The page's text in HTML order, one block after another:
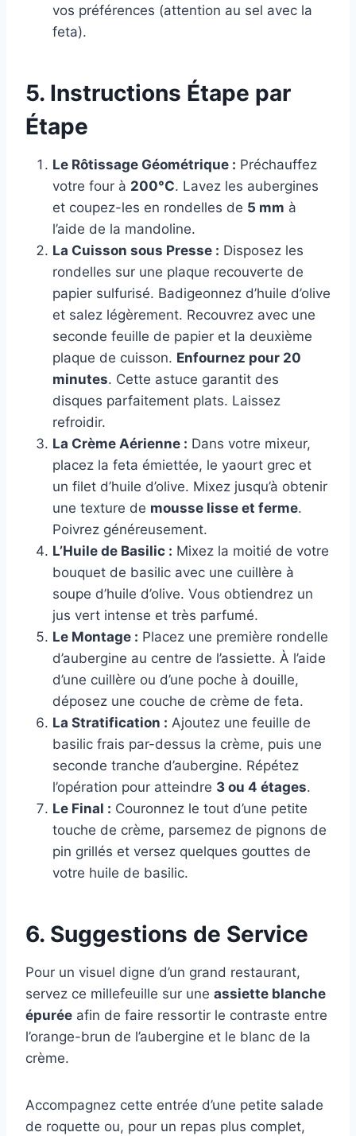
vos préférences (attention au sel avec la
feta).
5. Instructions Étape par
Étape
Le Rôtissage Géométrique : Préchauffez
votre four à 200°C. Lavez les aubergines
et coupez-les en rondelles de 5 mm à
l’aide de la mandoline.
La Cuisson sous Presse : Disposez les
rondelles sur une plaque recouverte de
papier sulfurisé. Badigeonnez d’huile d’olive
et salez légèrement. Recouvrez avec une
seconde feuille de papier et la deuxième
plaque de cuisson. Enfournez pour 20
minutes. Cette astuce garantit des
disques parfaitement plats. Laissez
refroidir.
La Crème Aérienne : Dans votre mixeur,
placez la feta émiettée, le yaourt grec et
un filet d’huile d’olive. Mixez jusqu’à obtenir
une texture de mousse lisse et ferme.
Poivrez généreusement.
L’Huile de Basilic : Mixez la moitié de votre
bouquet de basilic avec une cuillère à
soupe d’huile d’olive. Vous obtiendrez un
jus vert intense et très parfumé.
Le Montage : Placez une première rondelle
d’aubergine au centre de l’assiette. À l’aide
d’une cuillère ou d’une poche à douille,
déposez une couche de crème de feta.
La Stratification : Ajoutez une feuille de
basilic frais par-dessus la crème, puis une
seconde tranche d’aubergine. Répétez
l’opération pour atteindre 3 ou 4 étages.
Le Final : Couronnez le tout d’une petite
touche de crème, parsemez de pignons de
pin grillés et versez quelques gouttes de
votre huile de basilic.
6. Suggestions de Service
Pour un visuel digne d’un grand restaurant,
servez ce millefeuille sur une assiette blanche
épurée afin de faire ressortir le contraste entre
l’orange-brun de l’aubergine et le blanc de la
crème.
Accompagnez cette entrée d’une petite salade
de roquette ou, pour un repas plus complet,